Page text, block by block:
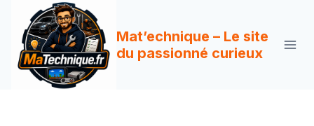
contenu
Mat’echnique – Le site
du passionné curieux